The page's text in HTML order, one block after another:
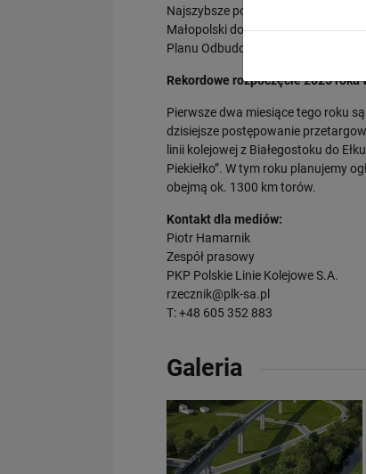
Najszybsze pociągi przejadą trasą
Małopolski do Zakopanego zajmie
Planu Odbudowy i Zwiększania
Rekordowe rozpoczęcie 2025 roku
Pierwsze dwa miesiące tego roku
dzisiejsze postępowanie
linii kolejowej z Białegostoku do
Piekiełko”. W tym roku planujemy
obejmą ok. 1300 km torów.
Kontakt dla mediów:
Piotr Hamarnik
Zespół prasowy
PKP Polskie Linie Kolejowe S.A.
rzecznik@plk-sa.pl
T: +48 605 352 883
Galeria